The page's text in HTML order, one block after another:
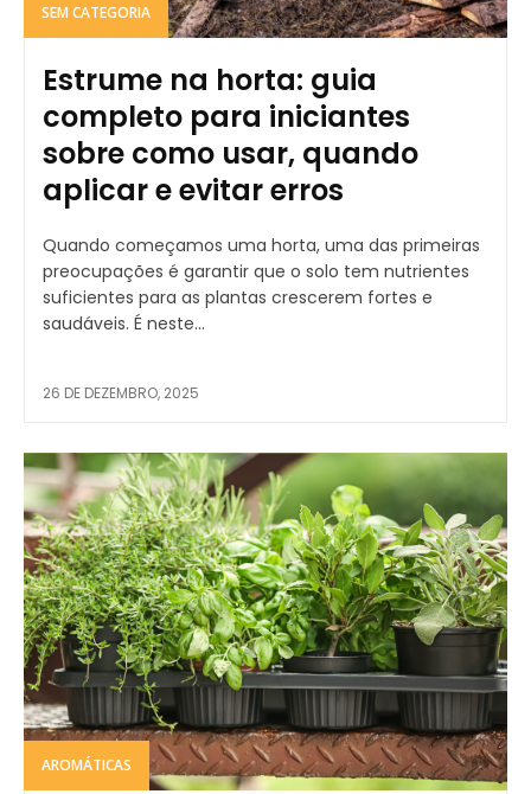
SEM CATEGORIA
Estrume na horta: guia
completo para iniciantes
sobre como usar, quando
aplicar e evitar erros
Quando começamos uma horta, uma das primeiras
preocupações é garantir que o solo tem nutrientes
suficientes para as plantas crescerem fortes e
saudáveis. É neste...
26 DE DEZEMBRO, 2025
AROMÁTICAS